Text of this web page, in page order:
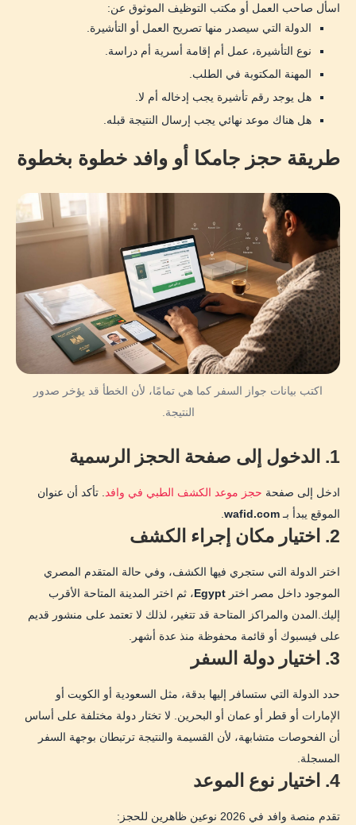
اسأل صاحب العمل أو مكتب التوظيف الموثوق عن:
الدولة التي سيصدر منها تصريح العمل أو التأشيرة.
نوع التأشيرة، عمل أم إقامة أسرية أم دراسة.
المهنة المكتوبة في الطلب.
هل يوجد رقم تأشيرة يجب إدخاله أم لا.
هل هناك موعد نهائي يجب إرسال النتيجة قبله.
طريقة حجز جامكا أو وافد خطوة بخطوة
اكتب بيانات جواز السفر كما هي تمامًا، لأن الخطأ قد يؤخر صدور
النتيجة.
1. الدخول إلى صفحة الحجز الرسمية
ادخل إلى صفحة حجز موعد الكشف الطبي في وافد
. تأكد أن عنوان
الموقع يبدأ بـ wafid.com
2. اختيار مكان إجراء الكشف
اختر الدولة التي ستجري فيها الكشف، وفي حالة المتقدم المصري
الموجود داخل مصر اختر Egypt، ثم اختر المدينة المتاحة الأقرب
إليك.المدن والمراكز المتاحة قد تتغير، لذلك لا تعتمد على منشور قديم
على فيسبوك أو قائمة محفوظة منذ عدة أشهر.
3. اختيار دولة السفر
حدد الدولة التي ستسافر إليها بدقة، مثل السعودية أو الكويت أو
الإمارات أو قطر أو عمان أو البحرين. لا تختار دولة مختلفة على أساس
أن الفحوصات متشابهة، لأن القسيمة والنتيجة ترتبطان بوجهة السفر
المسجلة.
4. اختيار نوع الموعد
تقدم منصة وافد في 2026 نوعين ظاهرين للحجز: